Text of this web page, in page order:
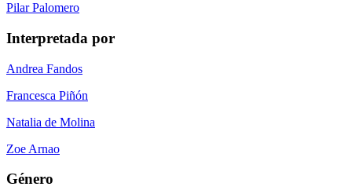
Pilar Palomero
Interpretada por
Andrea Fandos
Francesca Piñón
Natalia de Molina
Zoe Arnao
Género